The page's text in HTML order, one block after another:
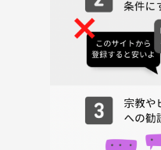
お好きな飲み物をお持ちくださ
お酒でも、ノンアルコールでも
ご自宅に眠っている調味料や
【雨の場合は？】